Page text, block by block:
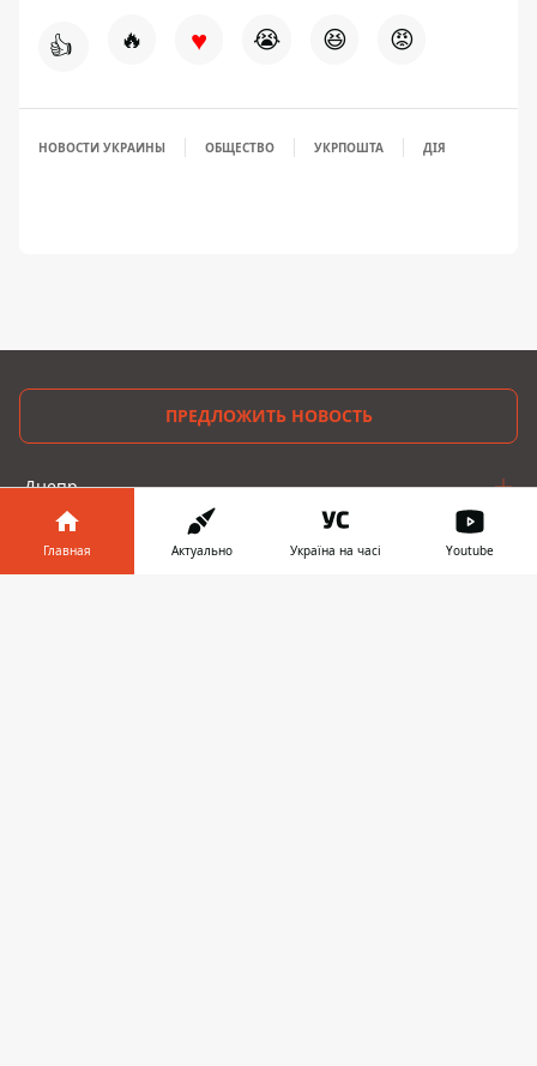
👍 🔥 ♥ 😭 😆 😡
НОВОСТИ УКРАИНЫ ОБЩЕСТВО УКРПОШТА ДІЯ
ПРЕДЛОЖИТЬ НОВОСТЬ
Днепр
Область
Главная Актуально Україна на часі Youtube